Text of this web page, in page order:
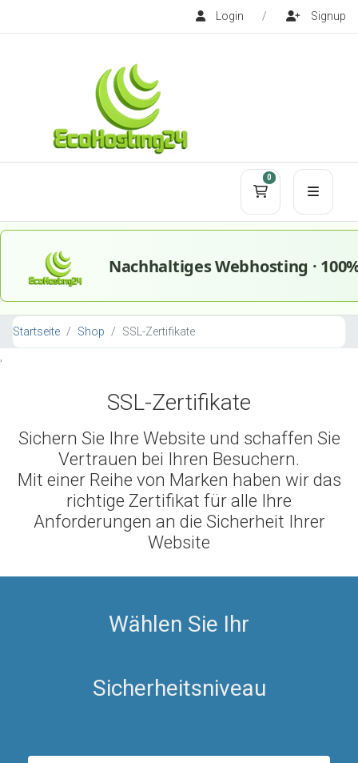
Login / Signup
0
Mein
Startseite Shop SSL-Zertifikate
SSL-Zertifikate
Sichern Sie Ihre Website und schaffen Sie
Vertrauen bei Ihren Besuchern.
Mit einer Reihe von Marken haben wir das
richtige Zertifikat für alle Ihre
Anforderungen an die Sicherheit Ihrer
Website
Wählen Sie Ihr
Sicherheitsniveau